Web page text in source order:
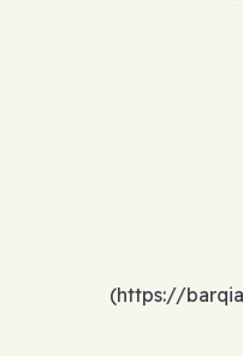
(https://barqiaty.sa/direction_details/304)